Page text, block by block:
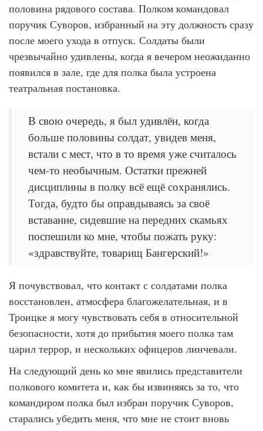
половина рядового состава. Полком командовал
поручик Суворов, избранный на эту должность сразу
после моего ухода в отпуск. Солдаты были
чрезвычайно удивлены, когда я вечером неожиданно
появился в зале, где для полка была устроена
театральная постановка.
В свою очередь, я был удивлён, когда
больше половины солдат, увидев меня,
встали с мест, что в то время уже считалось
чем-то необычным. Остатки прежней
дисциплины в полку всё ещё сохранялись.
Тогда, будто бы оправдываясь за своё
вставание, сидевшие на передних скамьях
поспешили ко мне, чтобы пожать руку:
«здравствуйте, товарищ Бангерский!»
Я почувствовал, что контакт с солдатами полка
восстановлен, атмосфера благожелательная, и в
Троицке я могу чувствовать себя в относительной
безопасности, хотя до прибытия моего полка там
царил террор, и нескольких офицеров линчевали.
На следующий день ко мне явились представители
полкового комитета и, как бы извиняясь за то, что
командиром полка был избран поручик Суворов,
старались убедить меня, что мне не стоит вновь